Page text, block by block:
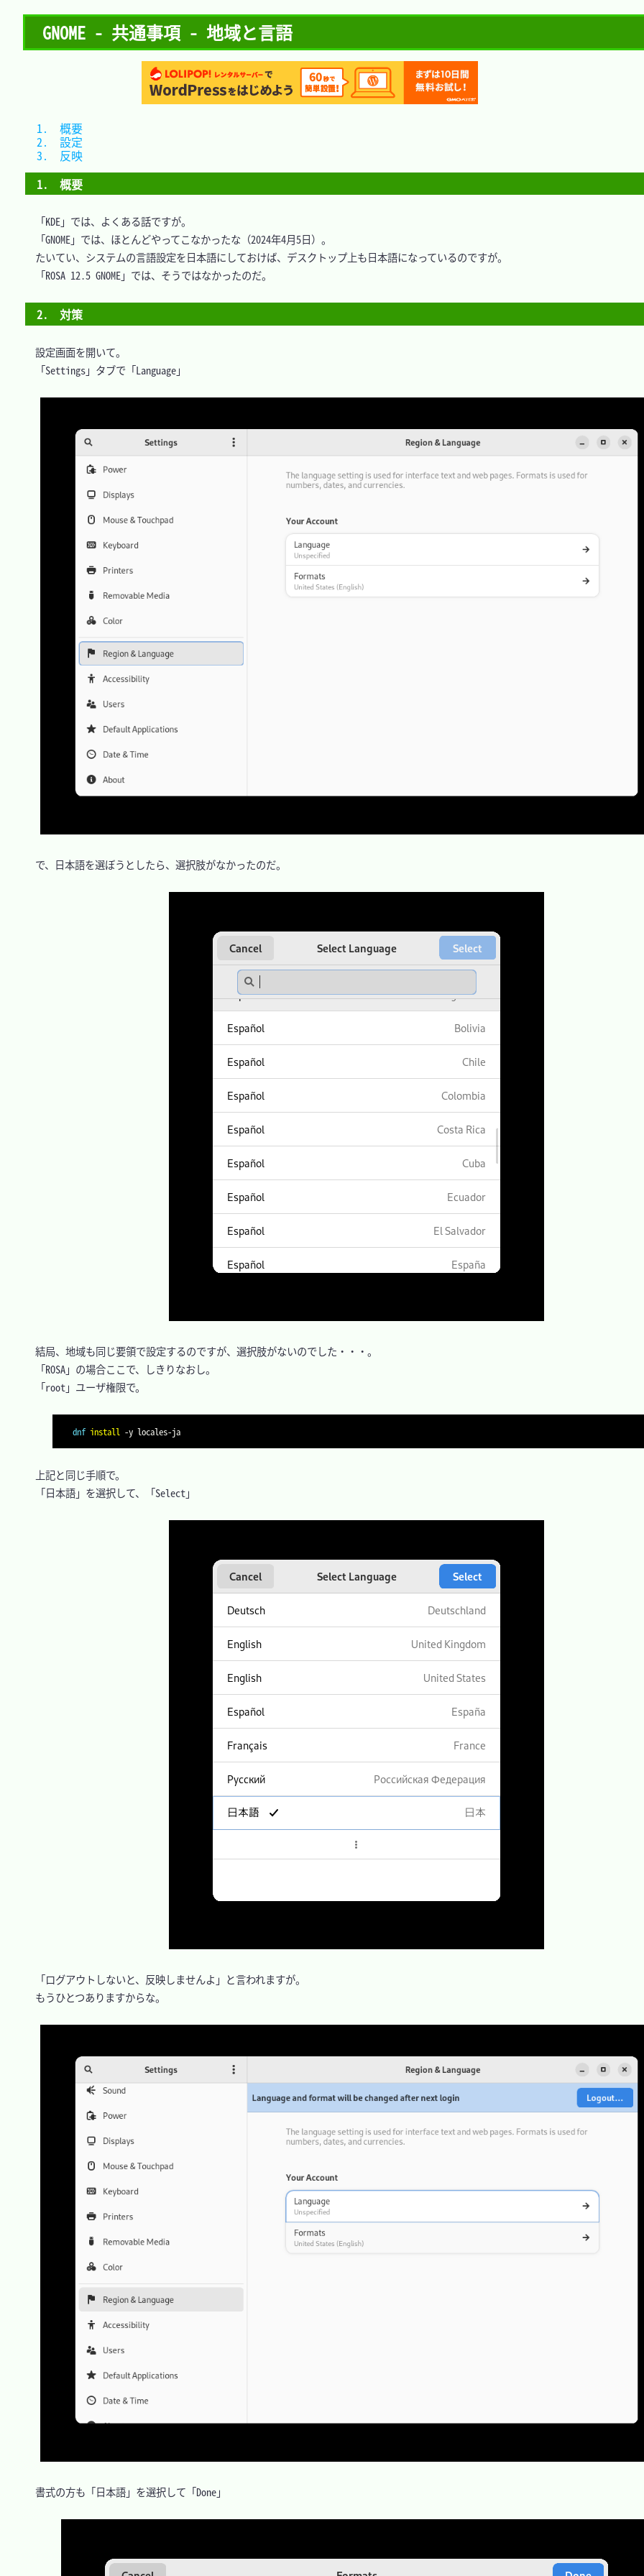
GNOME - 共通事項 - 地域と言語
1.　概要
「KDE」では、よくある話ですが。
「GNOME」では、ほとんどやってこなかったな（2024年4月5日）。
たいてい、システムの言語設定を日本語にしておけば、デスクトップ上も日本語になっているのですが。
「ROSA 12.5 GNOME」では、そうではなかったのだ。
2.　対策
設定画面を開いて。
「Settings」タブで「Language」
で、日本語を選ぼうとしたら、選択肢がなかったのだ。
結局、地域も同じ要領で設定するのですが、選択肢がないのでした・・・。
「ROSA」の場合ここで、しきりなおし。
「root」ユーザ権限で。
dnf install -y locales-ja
上記と同じ手順で。
「日本語」を選択して、「Select」
「ログアウトしないと、反映しませんよ」と言われますが。
もうひとつありますからな。
書式の方も「日本語」を選択して「Done」